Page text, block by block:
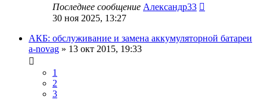
Последнее сообщение Александр33
30 ноя 2025, 13:27
АКБ: обслуживание и замена аккумуляторной батареи
a-novag » 13 окт 2015, 19:33
1
2
3